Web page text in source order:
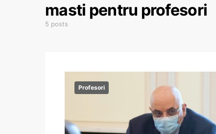
masti pentru profesori
5 posts
Profesori